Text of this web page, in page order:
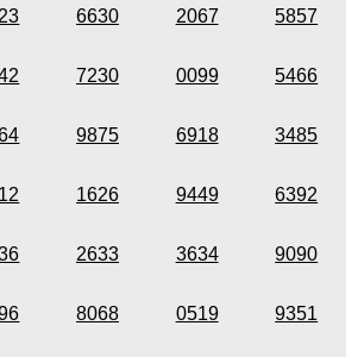
6630 2067 5857
7230 0099 5466
9875 6918 3485
1626 9449 6392
2633 3634 9090
8068 0519 9351